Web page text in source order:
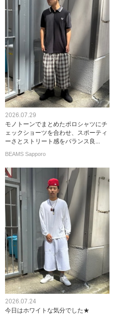
2026.07.29
モノトーンでまとめたポロシャツにチ
ェックショーツを合わせ、スポーティ
ーさとストリート感をバランス良...
BEAMS Sapporo
2026.07.24
今日はホワイトな気分でした★